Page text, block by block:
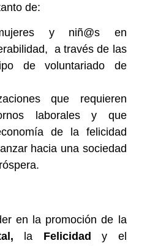
de:
y niñ@s en
a través de las
de voluntariado de
que requieren
laborales y que
de la felicidad
hacia una sociedad
en la promoción de la
la Felicidady el